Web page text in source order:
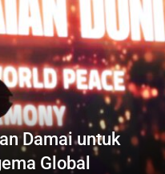
Damai untuk
Global